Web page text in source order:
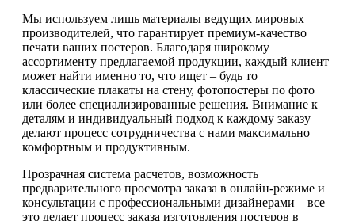
Мы используем лишь материалы ведущих мировых
производителей, что гарантирует премиум-качество
печати ваших постеров. Благодаря широкому
ассортименту предлагаемой продукции, каждый клиент
может найти именно то, что ищет – будь то
классические плакаты на стену, фотопостеры по фото
или более специализированные решения. Внимание к
деталям и индивидуальный подход к каждому заказу
делают процесс сотрудничества с нами максимально
комфортным и продуктивным.
Прозрачная система расчетов, возможность
предварительного просмотра заказа в онлайн-режиме и
консультации с профессиональными дизайнерами – все
это делает процесс заказа изготовления постеров в